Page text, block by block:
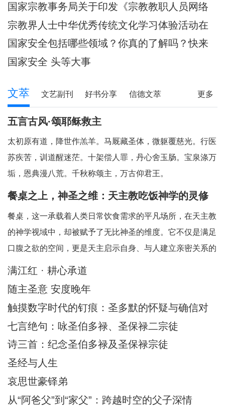
国家宗教事务局关于印发《宗教教职人员网络
行为规范》的通知
宗教界人士中华优秀传统文化学习体验活动在
武汉启动
国家安全包括哪些领域？你真的了解吗？快来
一起涨知识！
国家安全 头等大事
更多
文萃 文艺副刊 好书分享 信德文萃
诗苑 小小说 写真故事
五言古风·颂耶稣救主
太初原有道，降世作羔羊。马厩藏圣体，微躯覆慈光。行医
苏疾苦，训道醒迷茫。十架偿人罪，丹心舍玉肠。宝泉涤万
垢，恩典漫八荒。千秋称颂主，万古仰君王。
餐桌之上，神圣之维：天主教吃饭神学的灵修
餐桌，这一承载着人类日常饮食需求的平凡场所，在天主教
的神学视域中，却被赋予了无比神圣的维度。它不仅是满足
口腹之欲的空间，更是天主启示自身、与人建立亲密关系的
神圣舞台。天主教吃饭神学中所蕴含的灵修智慧，引领我们
到其中深刻的属灵启迪。在人类日常生活中，
满江红 · 耕心承道
随主圣意 安度晚年
触摸数字时代的钉痕：圣多默的怀疑与确信对
AI时代的信仰启迪
七言绝句：咏圣伯多禄、圣保禄二宗徒
诗三首：纪念圣伯多禄及圣保禄宗徒
圣经与人生
哀思世豪铎弟
从“阿爸父”到“家父”：跨越时空的父子深情